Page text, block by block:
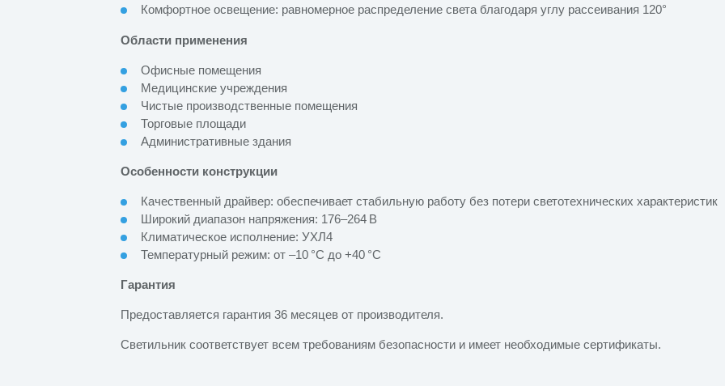
Комфортное освещение: равномерное распределение света благодаря углу рассеивания 120°
Области применения
Офисные помещения
Медицинские учреждения
Чистые производственные помещения
Торговые площади
Административные здания
Особенности конструкции
Качественный драйвер: обеспечивает стабильную работу без потери светотехнических характеристик
Широкий диапазон напряжения: 176–264 В
Климатическое исполнение: УХЛ4
Температурный режим: от –10 °C до +40 °C
Гарантия
Предоставляется гарантия 36 месяцев от производителя.
Светильник соответствует всем требованиям безопасности и имеет необходимые сертификаты.